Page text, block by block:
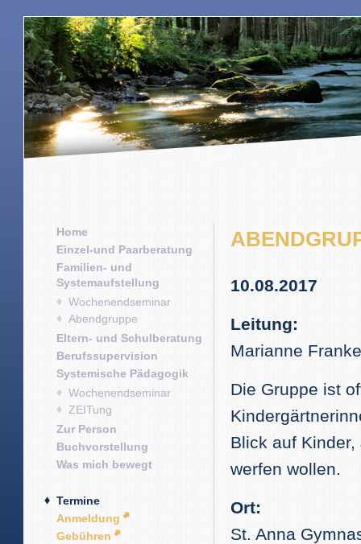
Home
Einzel-und Paarberatung
Familien- und
Systemaufstellung
Wochenendseminar
Abendgruppe
Eltern- und Schulberatung
Berufssupervision
Systemische Pädagogik
Wochenendseminar
ZEITung
Zur Person
Buchvorstellung
Was mich bewegt
Termine
Anmeldung
Gebühren
10.08.2017
Leitung:
Marianne
Die Gruppe ist
Blick auf
werfen wollen.
Ort:
St. Anna